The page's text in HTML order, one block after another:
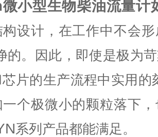
小型生物柴油流量计
构设计，在工作中不会
的。因此，即使是极为
片的生产流程中实用
个极微小的颗粒落下
系列产品都能满足。